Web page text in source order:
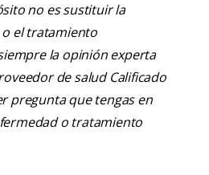
no es sustituir la
el tratamiento
la opinión experta
de salud Calificado
pregunta que tengas en
o tratamiento